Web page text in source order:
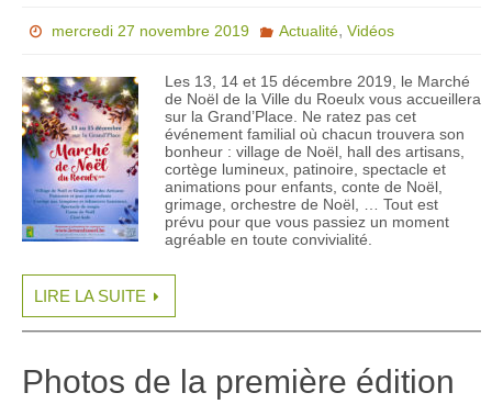
mercredi 27 novembre 2019 Actualité, Vidéos
Les 13, 14 et 15 décembre 2019, le Marché
de Noël de la Ville du Roeulx vous accueillera
sur la Grand’Place. Ne ratez pas cet
événement familial où chacun trouvera son
bonheur : village de Noël, hall des artisans,
cortège lumineux, patinoire, spectacle et
animations pour enfants, conte de Noël,
grimage, orchestre de Noël, … Tout est
prévu pour que vous passiez un moment
agréable en toute convivialité.
LIRE LA SUITE
Photos de la première édition